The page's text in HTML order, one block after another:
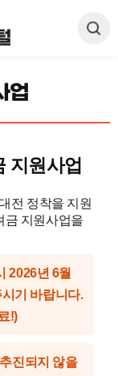
업
지원사업
전 정착을 지원
금 지원사업을
2026년 6월
기 바랍니다.
!)
진되지 않을